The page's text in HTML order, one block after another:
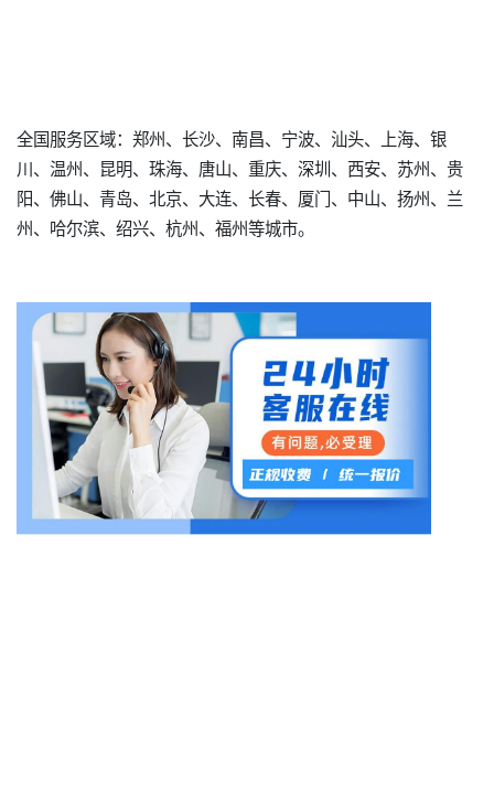
全国服务区域：郑州、长沙、南昌、宁波、汕头、上海、银
川、温州、昆明、珠海、唐山、重庆、深圳、西安、苏州、贵
阳、佛山、青岛、北京、大连、长春、厦门、中山、扬州、兰
州、哈尔滨、绍兴、杭州、福州等城市。